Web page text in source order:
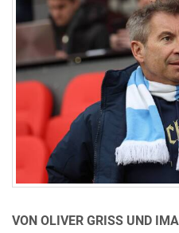
VON OLIVER GRISS UND